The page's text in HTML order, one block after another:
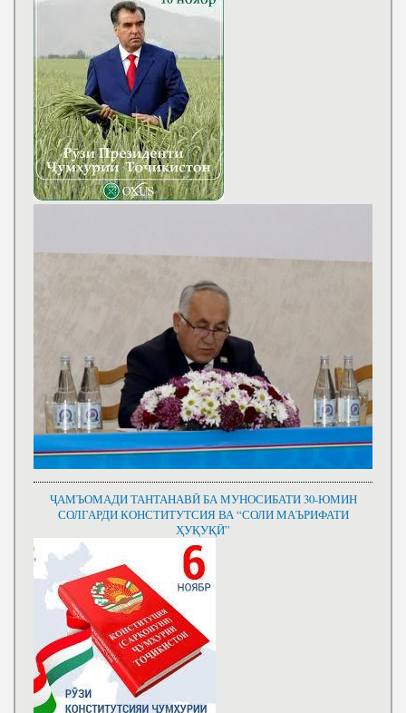
ҶАМЪОМАДИ ТАНТАНАВӢ БА МУНОСИБАТИ 30-ЮМИН
СОЛГАРДИ КОНСТИТУТСИЯ ВА “СОЛИ МАЪРИФАТИ
ҲУҚУҚӢ”